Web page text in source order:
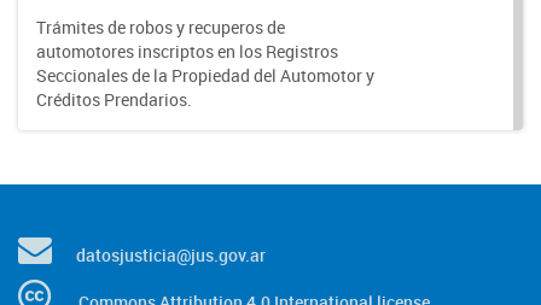
Trámites de robos y recuperos de
automotores inscriptos en los Registros
Seccionales de la Propiedad del Automotor y
Créditos Prendarios.
datosjusticia@jus.gov.ar